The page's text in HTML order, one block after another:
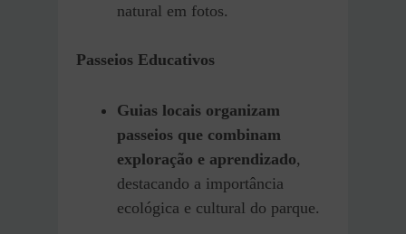
natural em fotos.
Passeios Educativos
Guias locais organizam
passeios que combinam
exploração e aprendizado,
destacando a importância
ecológica e cultural do parque.